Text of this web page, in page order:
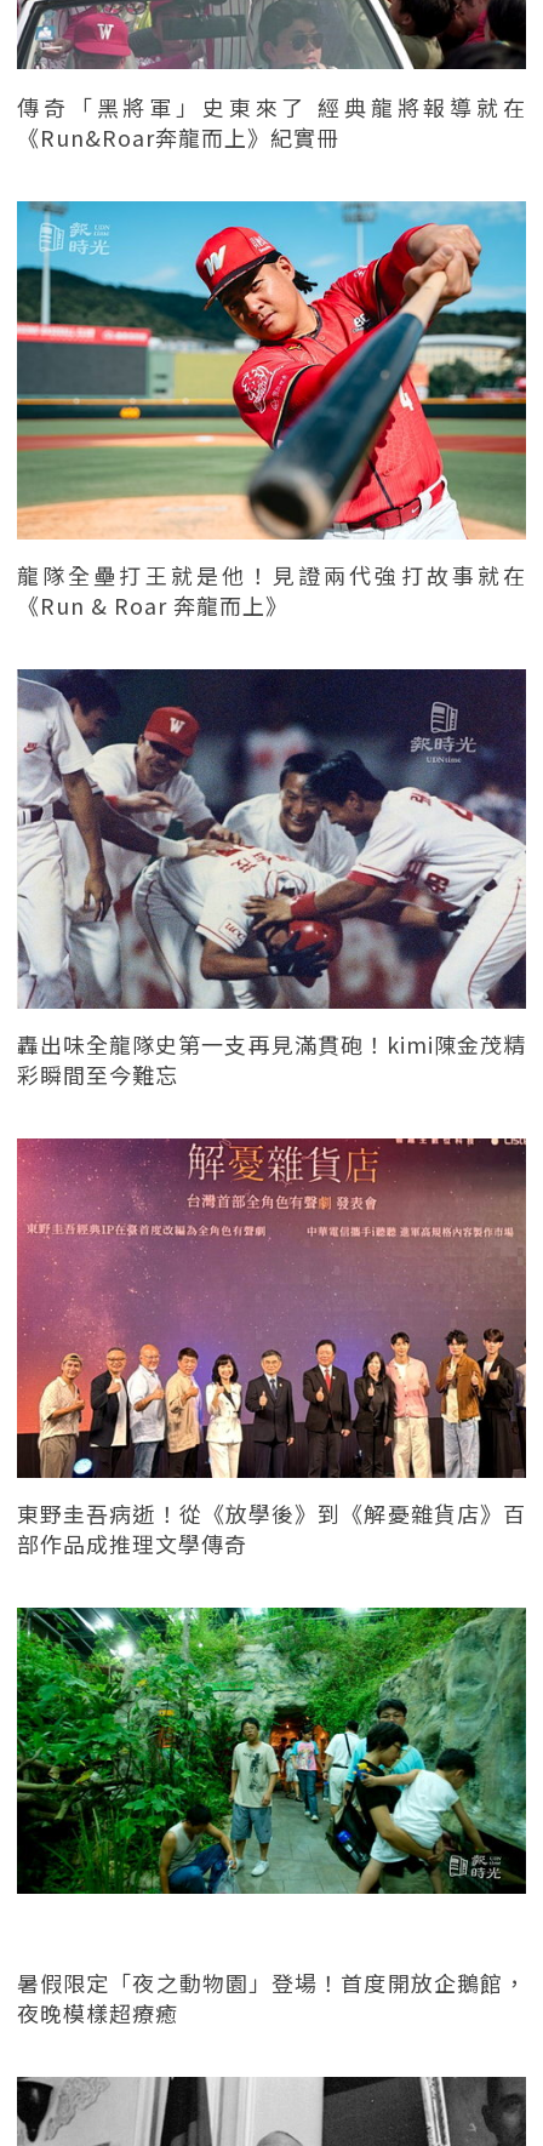
傳奇「黑將軍」史東來了 經典龍將報導就在
《Run&Roar奔龍而上》紀實冊
龍隊全壘打王就是他！見證兩代強打故事就在
《Run & Roar 奔龍而上》
轟出味全龍隊史第一支再見滿貫砲！kimi陳金茂精
彩瞬間至今難忘
東野圭吾病逝！從《放學後》到《解憂雜貨店》百
部作品成推理文學傳奇
暑假限定「夜之動物園」登場！首度開放企鵝館，
夜晚模樣超療癒